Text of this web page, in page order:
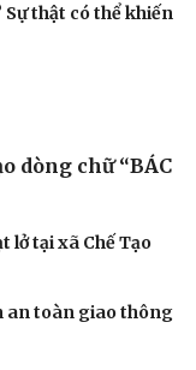
Cửa
thật có thể khiến
dòng chữ “BÁC
lở tại xã Chế Tạo
an toàn giao thông